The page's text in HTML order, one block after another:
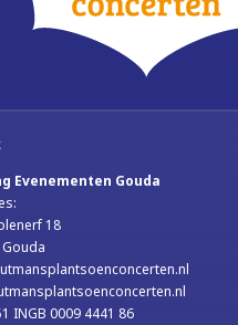
Evenementen Gouda
18
Gouda
INGB 0009 4441 86